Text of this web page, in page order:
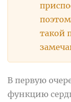
такой
В первую
функцию